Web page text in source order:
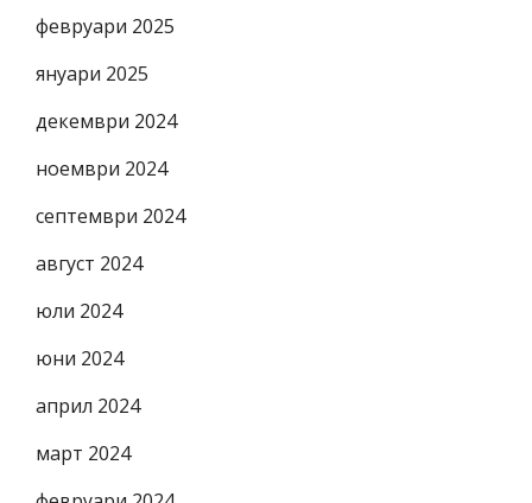
февруари 2025
януари 2025
декември 2024
ноември 2024
септември 2024
август 2024
юли 2024
юни 2024
април 2024
март 2024